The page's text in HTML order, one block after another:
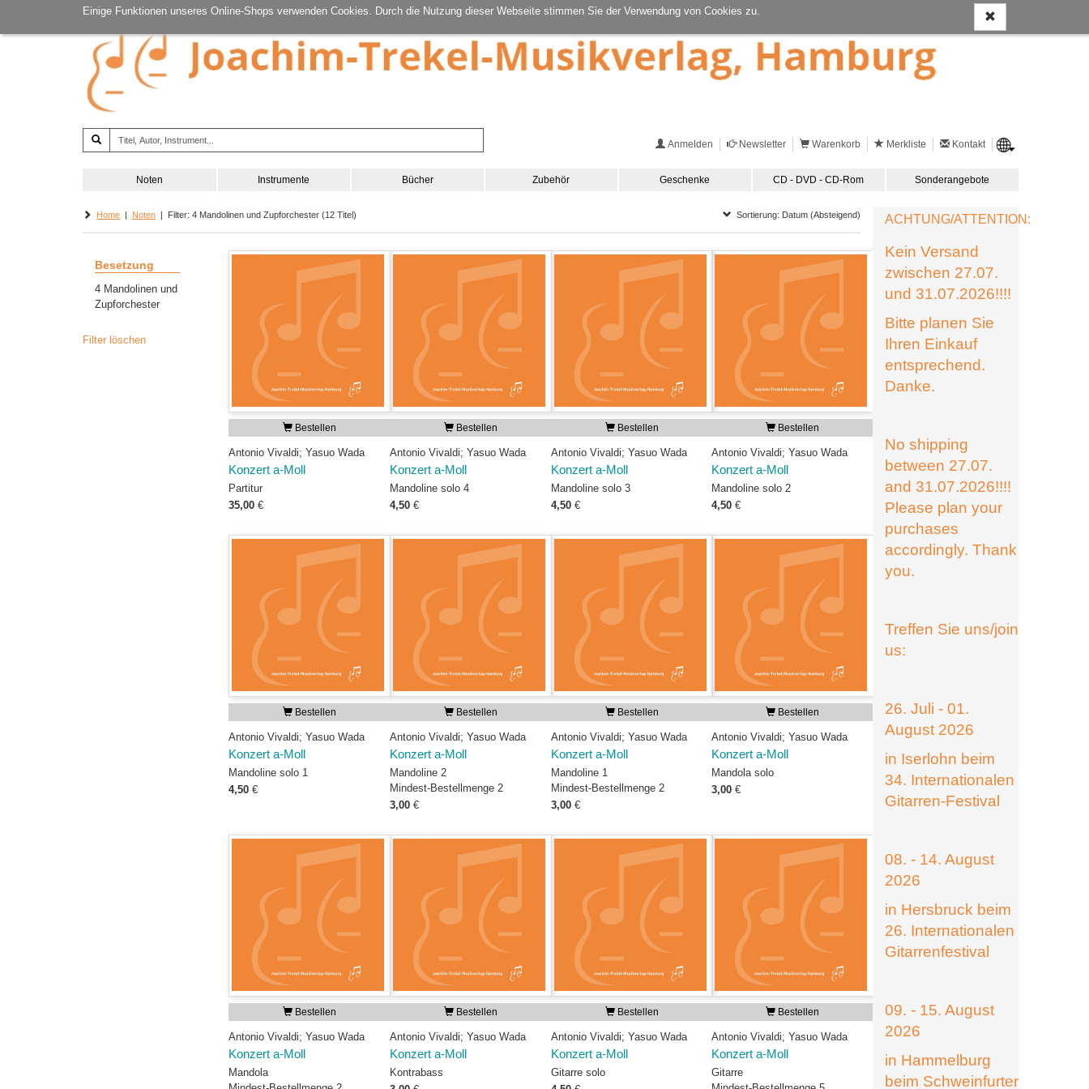
Einige Funktionen unseres Online-Shops verwenden Cookies. Durch die Nutzung dieser Webseite stimmen Sie der Verwendung von Cookies zu.
Anmelden Newsletter Warenkorb Merkliste Kontakt
Noten Instrumente Bücher Zubehör Geschenke CD - DVD - CD-Rom Sonderangebote
Home | Noten | Filter: 4 Mandolinen und Zupforchester (12 Titel) Sortierung: Datum (Absteigend)
Besetzung
4 Mandolinen und
Zupforchester
Filter löschen
Bestellen
Antonio Vivaldi; Yasuo Wada
Konzert a-Moll
Partitur
35,00 €
Bestellen
Antonio Vivaldi; Yasuo Wada
Konzert a-Moll
Mandoline solo 4
4,50 €
Bestellen
Antonio Vivaldi; Yasuo Wada
Konzert a-Moll
Mandoline solo 3
4,50 €
Bestellen
Antonio Vivaldi; Yasuo Wada
Konzert a-Moll
Mandoline solo 2
4,50€
Bestellen
Antonio Vivaldi; Yasuo Wada
Konzert a-Moll
Mandoline solo 1
4,50 €
Bestellen
Antonio Vivaldi; Yasuo Wada
Konzert a-Moll
Mandoline 2
Mindest-Bestellmenge 2
3,00 €
Bestellen
Antonio Vivaldi; Yasuo Wada
Konzert a-Moll
Mandoline 1
Mindest-Bestellmenge 2
3,00 €
Bestellen
Antonio Vivaldi; Yasuo Wada
Konzert a-Moll
Mandola solo
3,00€
Bestellen
Antonio Vivaldi; Yasuo Wada
Konzert a-Moll
Mandola
Bestellen
Antonio Vivaldi; Yasuo Wada
Konzert a-Moll
Kontrabass
Bestellen
Antonio Vivaldi; Yasuo Wada
Konzert a-Moll
Gitarre solo
Bestellen
Antonio Vivaldi; Yasuo Wada
Konzert a-Moll
Gitarre
ACHTUNG/ATTENTION:
Kein Versand
zwischen 27.07.
und 31.07.2026!!!!
Bitte planen Sie
Ihren Einkauf
entsprechend.
Danke.
No shipping
between 27.07.
and 31.07.2026!!!!
Please plan your
purchases
accordingly. Thank
you.
Treffen Sie uns/join
us:
26. Juli - 01.
August 2026
in Iserlohn beim
34. Internationalen
Gitarren-Festival
08. - 14. August
2026
in Hersbruck beim
26. Internationalen
Gitarrenfestival
09. - 15. August
2026
in Hammelburg
beim Schweinfurter